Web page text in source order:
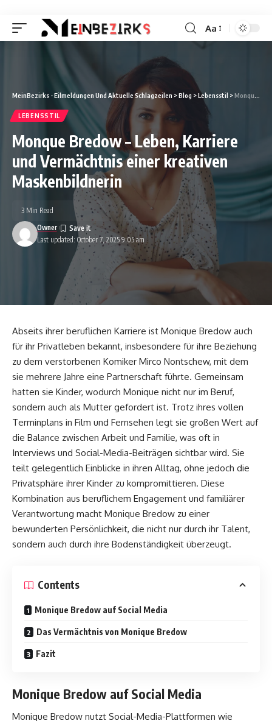
Font
Resizer
Aa
MeinBezirks - Eilmeldungen Und Aktuelle Schlagzeilen >Blog >Lebensstil >Monque Bredow – Leben, Karriere und Vermächtnis einer kreativen Maskenbildnerin
LEBENSSTIL
Monque Bredow – Leben, Karriere
und Vermächtnis einer kreativen
Maskenbildnerin
Last updated: October 7, 2025 9:05 am
Owner
3 Min Read
Abseits ihrer beruflichen Karriere ist Monique Bredow auch
für ihr Privatleben bekannt, insbesondere für ihre Beziehung
zu dem verstorbenen Komiker Mirco Nontschew, mit dem
sie mehrere Jahre eine Partnerschaft führte. Gemeinsam
hatten sie Kinder, wodurch Monique nicht nur im Beruf,
sondern auch als Mutter gefordert ist. Trotz ihres vollen
Terminplans in Film und Fernsehen legt sie großen Wert auf
die Balance zwischen Arbeit und Familie, was oft in
Interviews und Social-Media-Beiträgen sichtbar wird. Sie
teilt gelegentlich Einblicke in ihren Alltag, ohne jedoch die
Privatsphäre ihrer Kinder zu kompromittieren. Diese
Kombination aus beruflichem Engagement und familiärer
Verantwortung macht Monique Bredow zu einer
bewunderten Persönlichkeit, die nicht nur durch ihr Talent,
sondern auch durch ihre Bodenständigkeit überzeugt.
Contents
Monique Bredow auf Social Media
Das Vermächtnis von Monique Bredow
Fazit
Monique Bredow auf Social Media
Monique Bredow nutzt Social-Media-Plattformen wie